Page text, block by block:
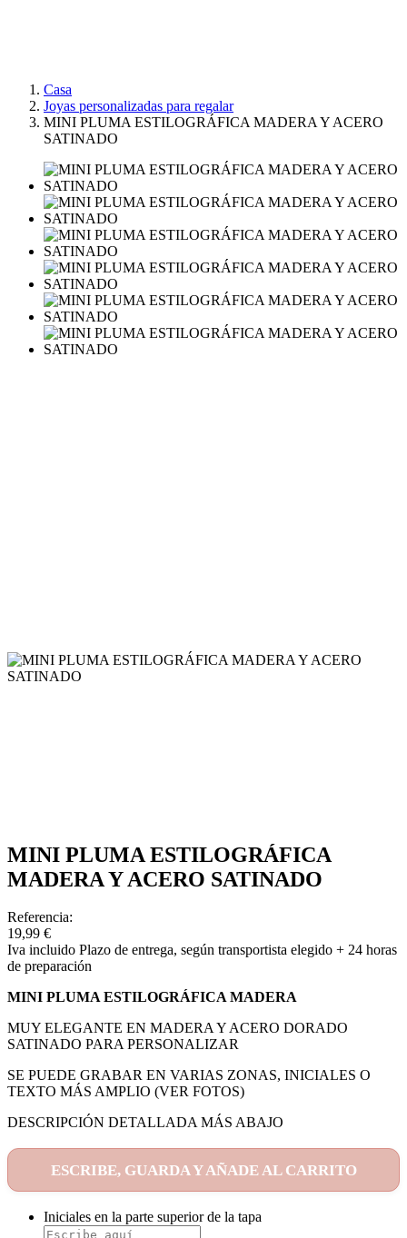
Casa
Joyas personalizadas para regalar
MINI PLUMA ESTILOGRÁFICA MADERA Y ACERO
SATINADO
MINI PLUMA ESTILOGRÁFICA
MADERA Y ACERO SATINADO
Referencia:
19,99 €
Iva incluido Plazo de entrega, según transportista elegido + 24 horas
de preparación
MINI PLUMA ESTILOGRÁFICA MADERA
MUY ELEGANTE EN MADERA Y ACERO DORADO
SATINADO PARA PERSONALIZAR
SE PUEDE GRABAR EN VARIAS ZONAS, INICIALES O
TEXTO MÁS AMPLIO (VER FOTOS)
DESCRIPCIÓN DETALLADA MÁS ABAJO
ESCRIBE, GUARDA Y AÑADE AL CARRITO
Iniciales en la parte superior de la tapa